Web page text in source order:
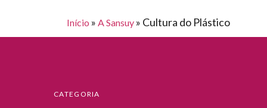
Início » A Sansuy » Cultura do Plástico
CATEGORIA